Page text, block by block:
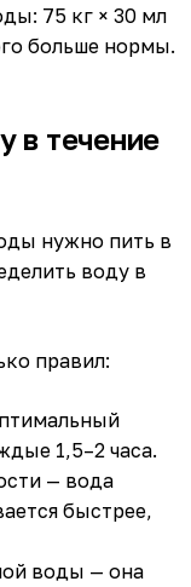
75 кг × 30 мл
больше нормы.
в течение
нужно пить в
воду в
правил:
1,5–2 часа.
— вода
быстрее,
воды — она